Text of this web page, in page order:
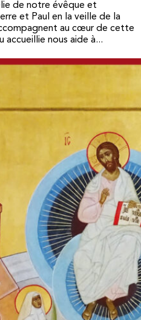
de notre évêque et
et Paul en la veille de la
au cœur de cette
accueillie nous aide à...